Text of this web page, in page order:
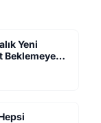
Yeni
Beklemeye
Geliyor